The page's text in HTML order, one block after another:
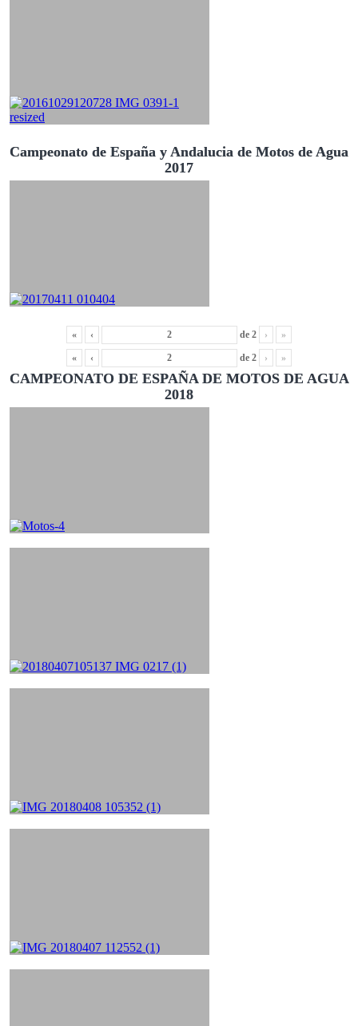
Campeonato de España y Andalucia de Motos de Agua
2017
« ‹ de 2 › »
« ‹ de 2 › »
CAMPEONATO DE ESPAÑA DE MOTOS DE AGUA
2018